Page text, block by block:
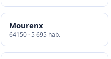
Mourenx
64150 · 5 695 hab.